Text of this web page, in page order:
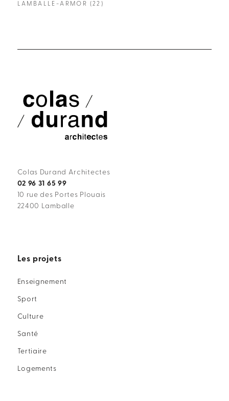
LAMBALLE-ARMOR (22)
Colas Durand Architectes
02 96 31 65 99
10 rue des Portes Plouais
22400 Lamballe
Les projets
Enseignement
Sport
Culture
Santé
Tertiaire
Logements